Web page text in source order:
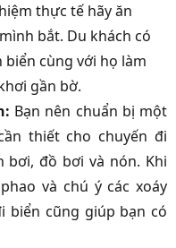
thực tế hãy ăn
bắt. Du khách có
biển cùng với họ làm
gần bờ.
Bạn nên chuẩn bị một
thiết cho chuyến đi
bơi, đồ bơi và nón. Khi
và chú ý các xoáy
biển cũng giúp bạn có